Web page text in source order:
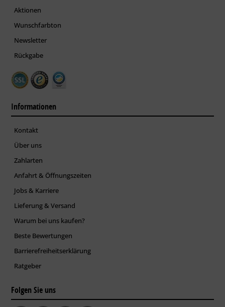
Aktionen
Wunschfarbton
Newsletter
Rückgabe
Informationen
Kontakt
Über uns
Zahlarten
Anfahrt & Öffnungszeiten
Jobs & Karriere
Lieferung & Versand
Warum bei uns kaufen?
Beste Bewertungen
Barrierefreiheitserklärung
Ratgeber
Folgen Sie uns